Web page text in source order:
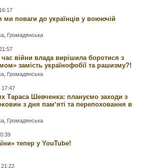
ми поваги до українців у воюючій
Громадянська
час війни влада вирішила боротися з
замість українофобії та рашизму?!
Громадянська
17:47
Тараса Шевченка: плануємо заходи з
з дня памʼяті та перепоховання в
Громадянська
тепер у YouTube!
21:22